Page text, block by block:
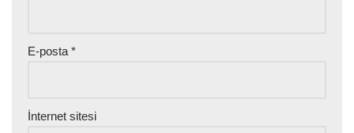
E-posta *
İnternet sitesi